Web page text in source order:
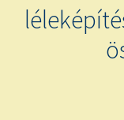
TAROT ELEMZÉS